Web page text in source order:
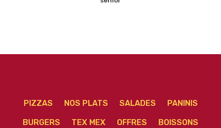
PIZZAS NOS PLATS SALADES PANINIS
BURGERS TEX MEX OFFRES BOISSONS